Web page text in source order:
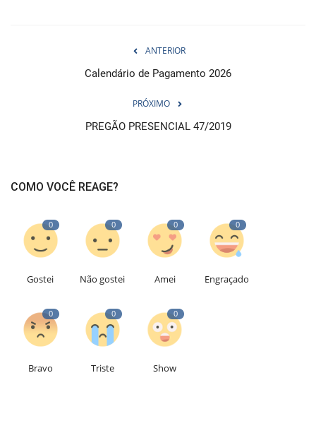
ANTERIOR
Calendário de Pagamento 2026
PRÓXIMO
PREGÃO PRESENCIAL 47/2019
COMO VOCÊ REAGE?
0
Gostei
0
Não gostei
0
Amei
0
Engraçado
0
Bravo
0
Triste
0
Show